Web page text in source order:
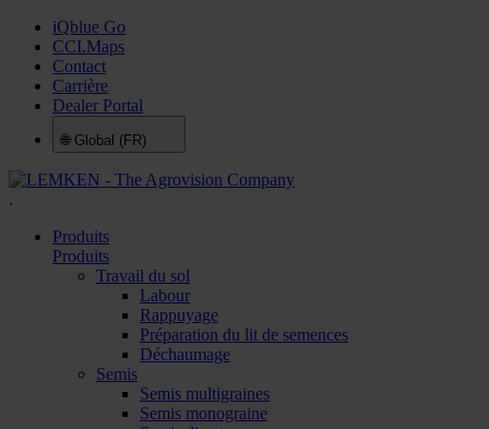
iQblue Go
CCI.Maps
Contact
Carrière
Dealer Portal
🌐 Global (FR)
.
Produits
Produits
Travail du sol
Labour
Rappuyage
Préparation du lit de semences
Déchaumage
Semis
Semis multigraines
Semis monograine